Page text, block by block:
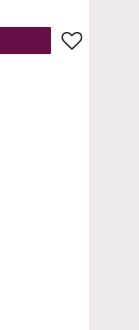
Lägg till i